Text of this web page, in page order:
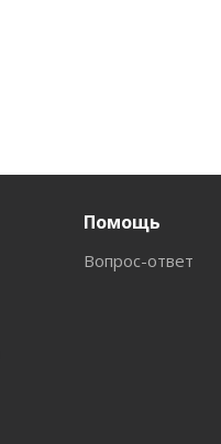
Помощь
Вопрос-ответ